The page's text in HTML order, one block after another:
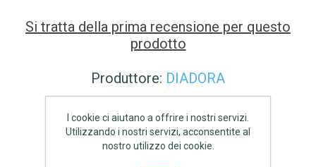
Si tratta della prima recensione per questo
prodotto
Produttore: DIADORA
€46,20 IVA inclusa
AGGIUNGI
I cookie ci aiutano a offrire i nostri servizi.
Utilizzando i nostri servizi, acconsentite al
nostro utilizzo dei cookie.